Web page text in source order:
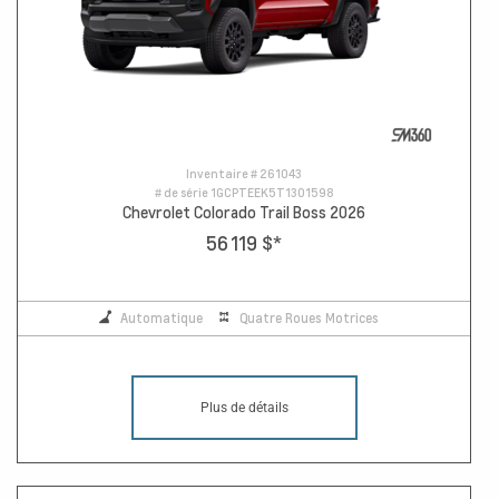
Inventaire # 261043
# de série 1GCPTEEK5T1301598
Chevrolet Colorado Trail Boss 2026
56 119 $*
Automatique Quatre Roues Motrices
Plus de détails